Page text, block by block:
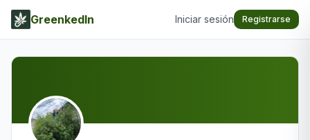
GreenkedIn Iniciar sesión Registrarse